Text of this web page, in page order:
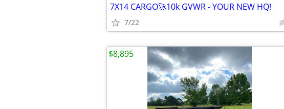
7X14 CARGO🚀10k GVWR - YOUR NEW HQ!
7/22
$8,895